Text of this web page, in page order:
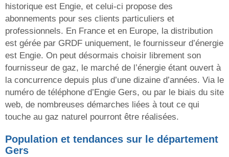
historique est Engie, et celui-ci propose des
abonnements pour ses clients particuliers et
professionnels. En France et en Europe, la distribution
est gérée par GRDF uniquement, le fournisseur d’énergie
est Engie. On peut désormais choisir librement son
fournisseur de gaz, le marché de l’énergie étant ouvert à
la concurrence depuis plus d’une dizaine d’années. Via le
numéro de téléphone d’Engie Gers, ou par le biais du site
web, de nombreuses démarches liées à tout ce qui
touche au gaz naturel pourront être réalisées.
Population et tendances sur le département
Gers